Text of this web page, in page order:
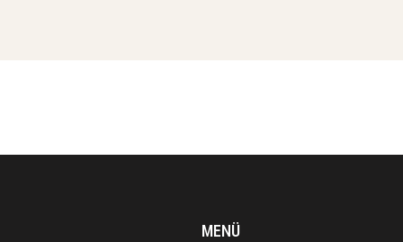
MENÜ